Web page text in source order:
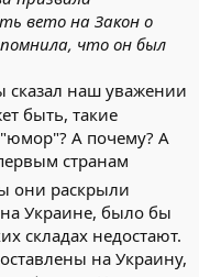
вето на Закон о
что он был
сказал наш уважении
быть, такие
А почему? А
странам
они раскрыли
Украине, было бы
складах недостают.
на Украину,